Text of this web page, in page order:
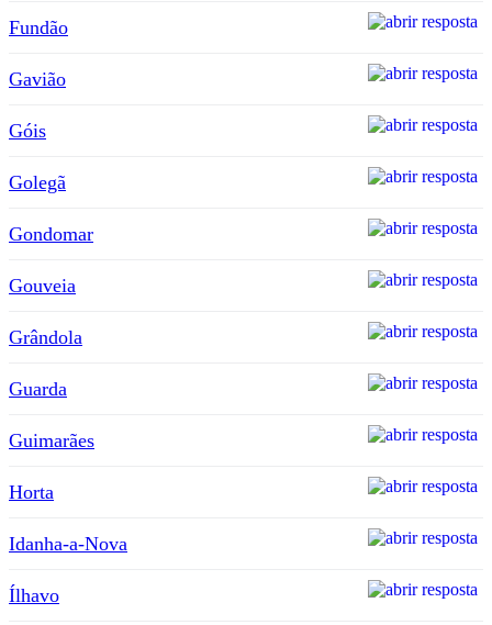
Fundão
Gavião
Góis
Golegã
Gondomar
Gouveia
Grândola
Guarda
Guimarães
Horta
Idanha-a-Nova
Ílhavo